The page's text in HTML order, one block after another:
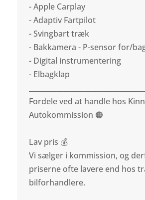
- Apple Carplay
- Adaptiv Fartpilot
- Svingbart træk
- Bakkamera - P-sensor for/
- Digital instrumentering
- Elbagklap
Fordele ved at handle hos
Autokommission 🟠
Lav pris 💰
Vi sælger i kommission, og
priserne ofte lavere end hos
bilforhandlere.